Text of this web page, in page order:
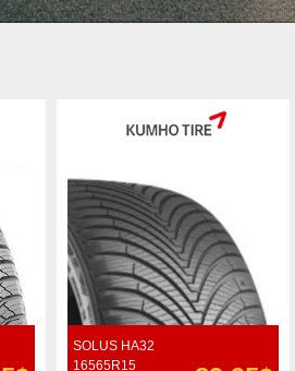
SOLUS HA32
16565R15